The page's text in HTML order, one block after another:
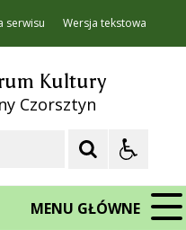
serwisu Wersja tekstowa
Kultury
Czorsztyn
MENU GŁÓWNE